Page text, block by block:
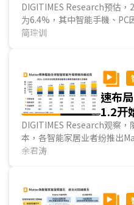
DIGITIMES Research预估
为6.4%，其中智能手機、PC
初期搭载的主力装置，芯片
简琮训
速布
1.2开
DIGITIMES Research观察
本，各智能家居业者纷推出
示Matter标准在智能家居应
余君涛